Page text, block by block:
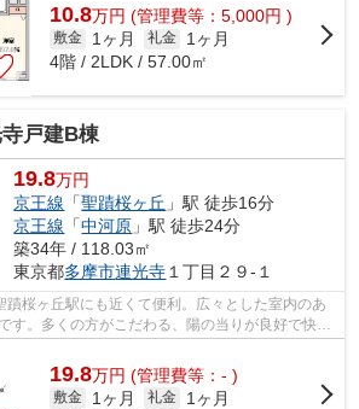
10.8万円 (管理費等：5,000円 )
敷金 1ヶ月 礼金
1ヶ月
4階 / 2LDK / 57.00㎡
戸建B棟
19.8万円
京王線 「聖蹟桜ヶ丘 」駅 徒歩16分
京王線 「中河原 」駅 徒歩24分
築34年 / 118.03㎡
東京都多摩市連光寺 １丁目２９-１
蹟桜ヶ丘駅にも近くて便利。広々とした室内のあ
す。多くの方がこだわる、陽の当りが良好で快適
物件なので...
19.8万円 (管理費等：- )
敷金 1ヶ月 礼金
1ヶ月